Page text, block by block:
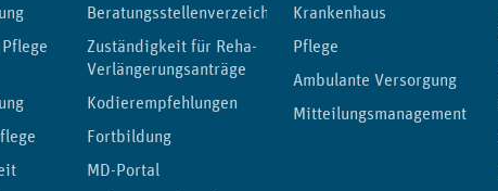
Beratungsstellenverzeichnis
Zuständigkeit für Reha-
Verlängerungsanträge
Kodierempfehlungen
Fortbildung
MD-Portal
Krankenhaus
Pflege
Ambulante Versorgung
Mitteilungsmanagement